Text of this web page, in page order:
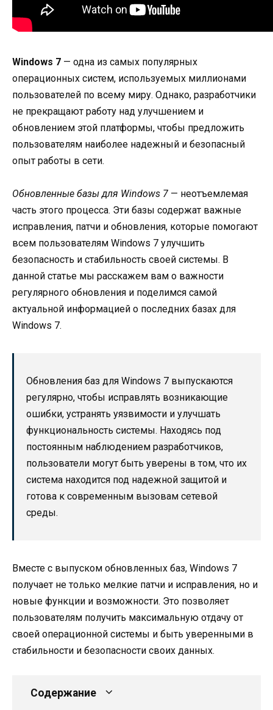
Windows 7 — одна из самых популярных
операционных систем, используемых миллионами
пользователей по всему миру. Однако, разработчики
не прекращают работу над улучшением и
обновлением этой платформы, чтобы предложить
пользователям наиболее надежный и безопасный
опыт работы в сети.
Обновленные базы для Windows 7 — неотъемлемая
часть этого процесса. Эти базы содержат важные
исправления, патчи и обновления, которые помогают
всем пользователям Windows 7 улучшить
безопасность и стабильность своей системы. В
данной статье мы расскажем вам о важности
регулярного обновления и поделимся самой
актуальной информацией о последних базах для
Windows 7.
Обновления баз для Windows 7 выпускаются
регулярно, чтобы исправлять возникающие
ошибки, устранять уязвимости и улучшать
функциональность системы. Находясь под
постоянным наблюдением разработчиков,
пользователи могут быть уверены в том, что их
система находится под надежной защитой и
готова к современным вызовам сетевой
среды.
Вместе с выпуском обновленных баз, Windows 7
получает не только мелкие патчи и исправления, но и
новые функции и возможности. Это позволяет
пользователям получить максимальную отдачу от
своей операционной системы и быть уверенными в
стабильности и безопасности своих данных.
Содержание